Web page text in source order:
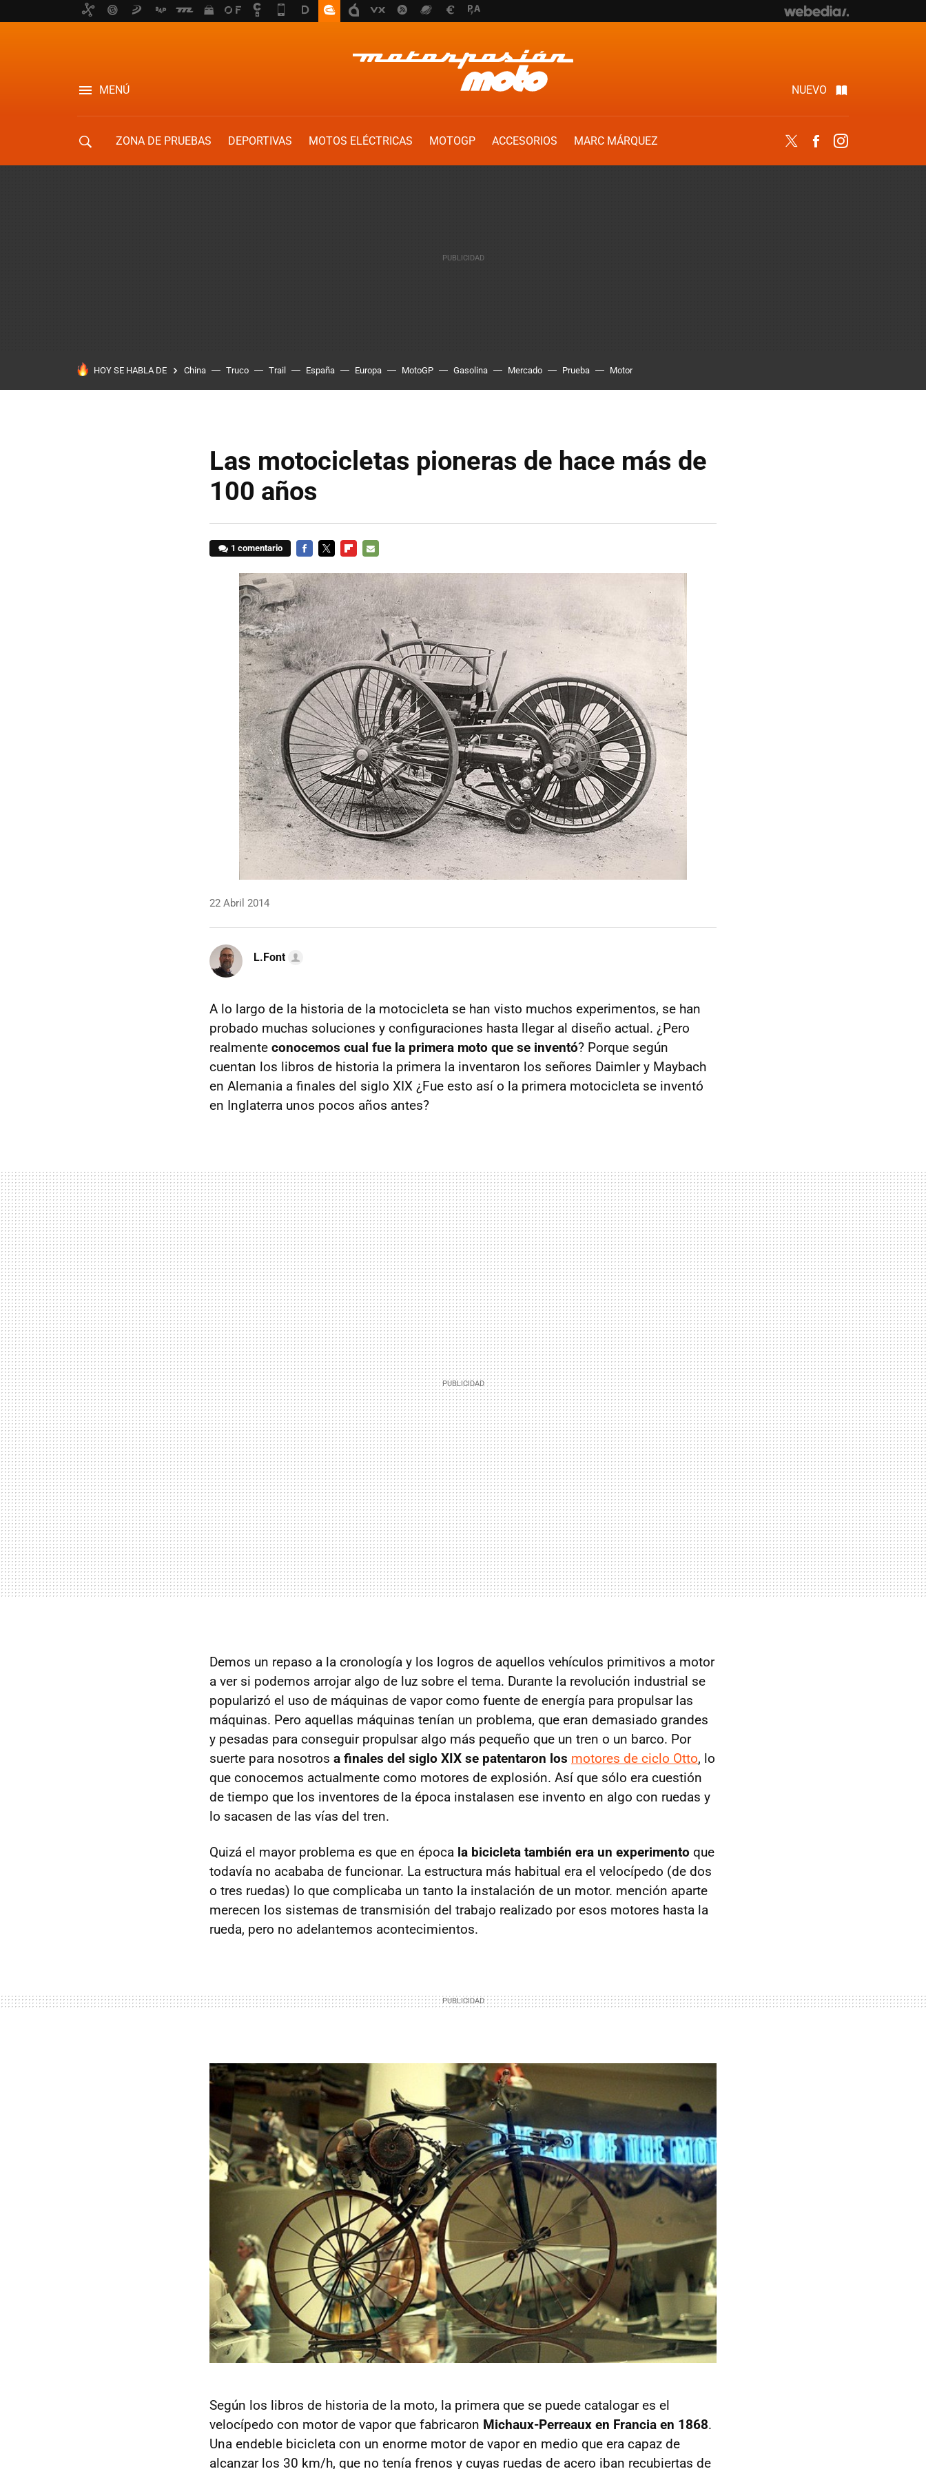
MENÚ NUEVO
ZONA DE PRUEBAS DEPORTIVAS MOTOS ELÉCTRICAS MOTOGP ACCESORIOS
MARC MÁRQUEZ
Twitter Facebook
HOY SE HABLA DE China Truco Trail España Europa MotoGP Gasolina Mercado Prueba Motor
Las motocicletas pioneras de hace más de
100 años
1 comentario
MAIL
22 Abril 2014
L.Font
A lo largo de la historia de la motocicleta se han visto muchos experimentos, se han
probado muchas soluciones y configuraciones hasta llegar al diseño actual. ¿Pero
realmente conocemos cual fue la primera moto que se inventó? Porque según
cuentan los libros de historia la primera la inventaron los señores Daimler y Maybach
en Alemania a finales del siglo XIX ¿Fue esto así o la primera motocicleta se inventó
en Inglaterra unos pocos años antes?
Demos un repaso a la cronología y los logros de aquellos vehículos primitivos a motor
a ver si podemos arrojar algo de luz sobre el tema. Durante la revolución industrial se
popularizó el uso de máquinas de vapor como fuente de energía para propulsar las
máquinas. Pero aquellas máquinas tenían un problema, que eran demasiado grandes
y pesadas para conseguir propulsar algo más pequeño que un tren o un barco. Por
suerte para nosotros a finales del siglo XIX se patentaron los motores de ciclo Otto, lo
que conocemos actualmente como motores de explosión. Así que sólo era cuestión
de tiempo que los inventores de la época instalasen ese invento en algo con ruedas y
lo sacasen de las vías del tren.
Quizá el mayor problema es que en época la bicicleta también era un experimento que
todavía no acababa de funcionar. La estructura más habitual era el velocípedo (de dos
o tres ruedas) lo que complicaba un tanto la instalación de un motor. mención aparte
merecen los sistemas de transmisión del trabajo realizado por esos motores hasta la
rueda, pero no adelantemos acontecimientos.
Según los libros de historia de la moto, la primera que se puede catalogar es el
velocípedo con motor de vapor que fabricaron Michaux-Perreaux en Francia en 1868.
Una endeble bicicleta con un enorme motor de vapor en medio que era capaz de
alcanzar los 30 km/h, que no tenía frenos y cuyas ruedas de acero iban recubiertas de